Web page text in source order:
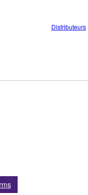
Distributeurs